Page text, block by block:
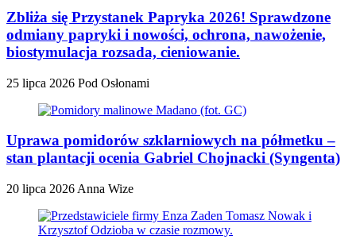
Zbliża się Przystanek Papryka 2026! Sprawdzone
odmiany papryki i nowości, ochrona, nawożenie,
biostymulacja rozsada, cieniowanie.
25 lipca 2026 Pod Osłonami
Uprawa pomidorów szklarniowych na półmetku –
stan plantacji ocenia Gabriel Chojnacki (Syngenta)
20 lipca 2026 Anna Wize